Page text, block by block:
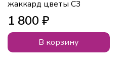
жаккард цветы C3
1 800 ₽
В корзину